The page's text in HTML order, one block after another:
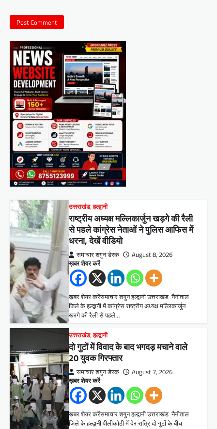
उत्तराखंड,हल्द्वानी
राष्ट्रीय अध्यक्ष मल्लिकार्जुन खड़गे की रैली
से पहले कांग्रेस नेताओं ने पुलिस आफिस में
धरना, देखें वीडियो
समाचार शगुन डेस्क August 8, 2026
ख़बर शेयर करें
ख़बर शेयर करेंसमाचार शगुन हल्द्वानी उत्तराखंड नैनीताल
जिले के हल्द्वानी में कांग्रेस राष्ट्रीय अध्यक्ष मल्लिकार्जुन
खरगे की रैली से पहले…
उत्तराखंड,हल्द्वानी
दो गुटों में विवाद के बाद भगदड़ मचाने वाले
20 युवक गिरफ्तार
समाचार शगुन डेस्क August 7, 2026
ख़बर शेयर करें
ख़बर शेयर करेंसमाचार शगुन हल्द्वानी उत्तराखंड नैनीताल
जिले के हल्द्वानी पीलीकोठी में देर रात्रि दो गुटों के बीच